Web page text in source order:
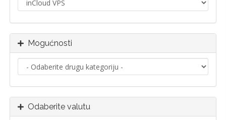
Mogućnosti
Odaberite valutu